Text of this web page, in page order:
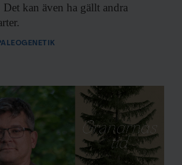
kan även ha gällt andra